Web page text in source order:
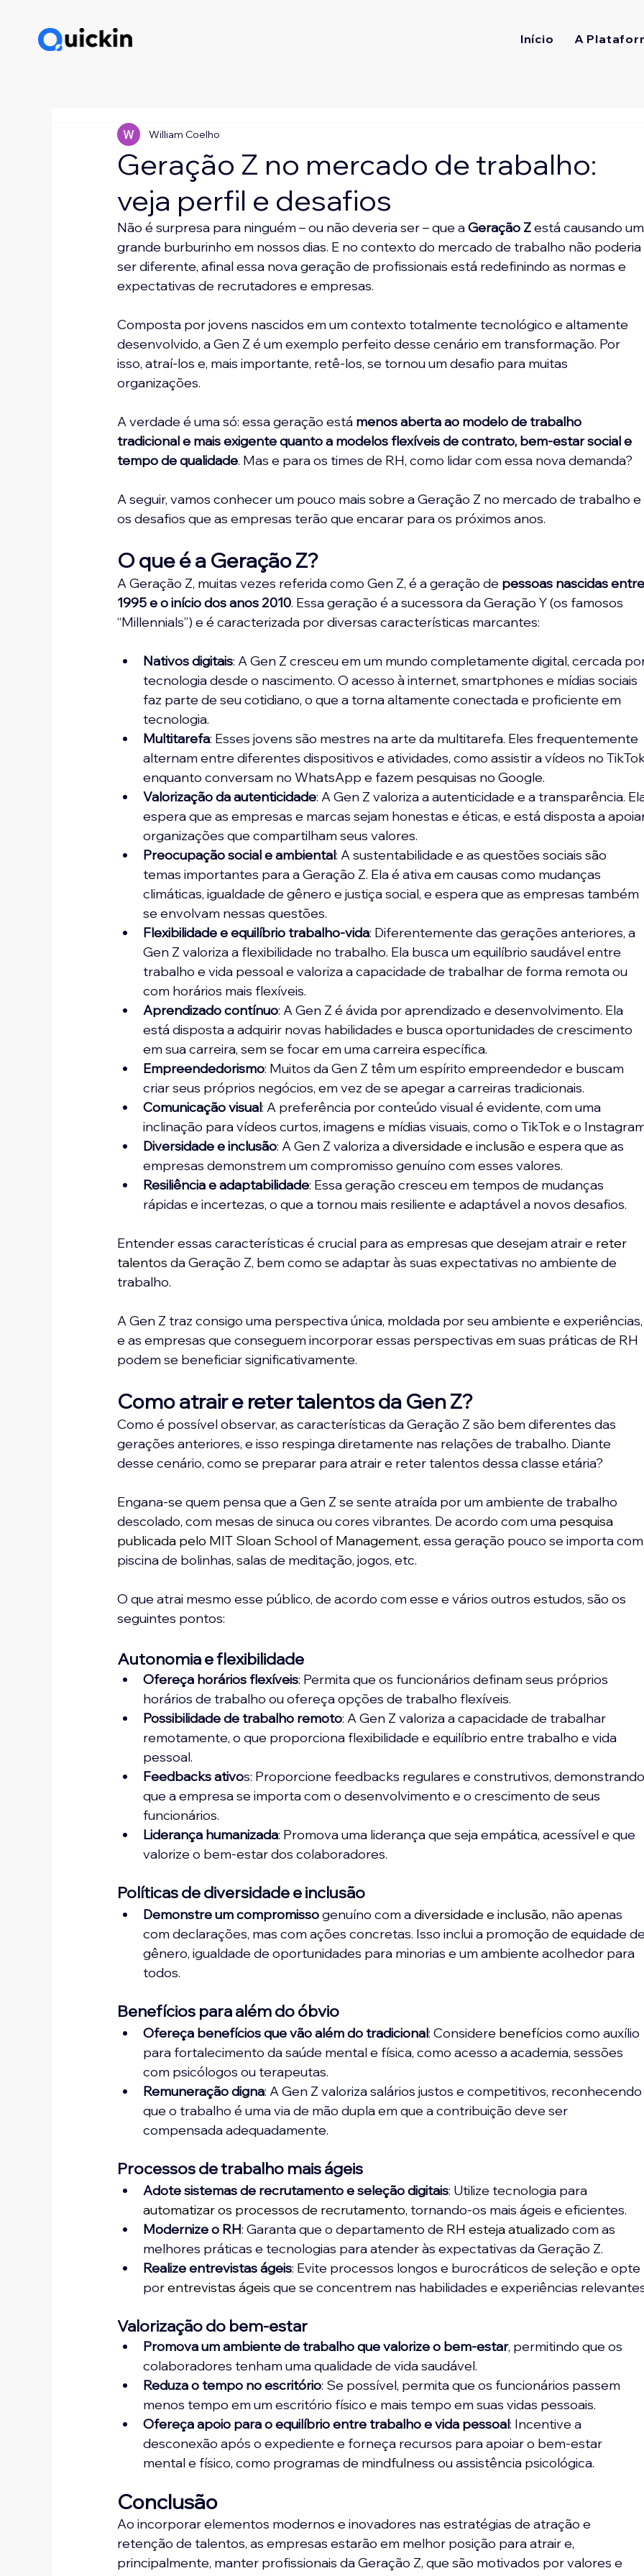
Início A
Geração Z no mercado de trabalho:
veja perfil e desafios
William Coelho
Não é surpresa para ninguém – ou não deveria ser – que a Geração Z está causando
grande burburinho em nossos dias. E no contexto do mercado de trabalho não poderia
ser diferente, afinal essa nova geração de profissionais está redefinindo as normas e
expectativas de recrutadores e empresas.
Composta por jovens nascidos em um contexto totalmente tecnológico e altamente
desenvolvido, a Gen Z é um exemplo perfeito desse cenário em transformação. Por
isso, atraí-los e, mais importante, retê-los, se tornou um desafio para muitas
organizações.
A verdade é uma só: essa geração está menos aberta ao modelo de trabalho
tradicional e mais exigente quanto a modelos flexíveis de contrato, bem-estar social e
tempo de qualidade. Mas e para os times de RH, como lidar com essa nova demanda?
A seguir, vamos conhecer um pouco mais sobre a Geração Z no mercado de trabalho e
os desafios que as empresas terão que encarar para os próximos anos.
O que é a Geração Z?
A Geração Z, muitas vezes referida como Gen Z, é a geração de pessoas nascidas
1995 e o início dos anos 2010. Essa geração é a sucessora da Geração Y (os famosos
“Millennials”) e é caracterizada por diversas características marcantes:
Nativos digitais: A Gen Z cresceu em um mundo completamente digital, cercada
tecnologia desde o nascimento. O acesso à internet, smartphones e mídias sociais
faz parte de seu cotidiano, o que a torna altamente conectada e proficiente em
tecnologia.
Multitarefa: Esses jovens são mestres na arte da multitarefa. Eles frequentemente
alternam entre diferentes dispositivos e atividades, como assistir a vídeos no
enquanto conversam no WhatsApp e fazem pesquisas no Google.
Valorização da autenticidade: A Gen Z valoriza a autenticidade e a transparência.
espera que as empresas e marcas sejam honestas e éticas, e está disposta a
organizações que compartilham seus valores.
Preocupação social e ambiental: A sustentabilidade e as questões sociais são
temas importantes para a Geração Z. Ela é ativa em causas como mudanças
climáticas, igualdade de gênero e justiça social, e espera que as empresas também
se envolvam nessas questões.
Flexibilidade e equilíbrio trabalho-vida: Diferentemente das gerações anteriores, a
Gen Z valoriza a flexibilidade no trabalho. Ela busca um equilíbrio saudável entre
trabalho e vida pessoal e valoriza a capacidade de trabalhar de forma remota ou
com horários mais flexíveis.
Aprendizado contínuo: A Gen Z é ávida por aprendizado e desenvolvimento. Ela
está disposta a adquirir novas habilidades e busca oportunidades de crescimento
em sua carreira, sem se focar em uma carreira específica.
Empreendedorismo: Muitos da Gen Z têm um espírito empreendedor e buscam
criar seus próprios negócios, em vez de se apegar a carreiras tradicionais.
Comunicação visual: A preferência por conteúdo visual é evidente, com uma
inclinação para vídeos curtos, imagens e mídias visuais, como o TikTok e o
Diversidade e inclusão: A Gen Z valoriza a diversidade e inclusão e espera que as
empresas demonstrem um compromisso genuíno com esses valores.
Resiliência e adaptabilidade: Essa geração cresceu em tempos de mudanças
rápidas e incertezas, o que a tornou mais resiliente e adaptável a novos desafios.
Entender essas características é crucial para as empresas que desejam atrair e reter
talentos da Geração Z, bem como se adaptar às suas expectativas no ambiente de
trabalho.
A Gen Z traz consigo uma perspectiva única, moldada por seu ambiente e
e as empresas que conseguem incorporar essas perspectivas em suas práticas de RH
podem se beneficiar significativamente.
Como atrair e reter talentos da Gen Z?
Como é possível observar, as características da Geração Z são bem diferentes das
gerações anteriores, e isso respinga diretamente nas relações de trabalho. Diante
desse cenário, como se preparar para atrair e reter talentos dessa classe etária?
Engana-se quem pensa que a Gen Z se sente atraída por um ambiente de trabalho
descolado, com mesas de sinuca ou cores vibrantes. De acordo com uma pesquisa
publicada pelo MIT Sloan School of Management, essa geração pouco se importa
piscina de bolinhas, salas de meditação, jogos, etc.
O que atrai mesmo esse público, de acordo com esse e vários outros estudos, são os
seguintes pontos:
Autonomia e flexibilidade
Ofereça horários flexíveis: Permita que os funcionários definam seus próprios
horários de trabalho ou ofereça opções de trabalho flexíveis.
Possibilidade de trabalho remoto: A Gen Z valoriza a capacidade de trabalhar
remotamente, o que proporciona flexibilidade e equilíbrio entre trabalho e vida
pessoal.
Feedbacks ativos: Proporcione feedbacks regulares e construtivos,
que a empresa se importa com o desenvolvimento e o crescimento de seus
funcionários.
Liderança humanizada: Promova uma liderança que seja empática, acessível e que
valorize o bem-estar dos colaboradores.
Políticas de diversidade e inclusão
Demonstre um compromisso genuíno com a diversidade e inclusão, não apenas
com declarações, mas com ações concretas. Isso inclui a promoção de equidade
gênero, igualdade de oportunidades para minorias e um ambiente acolhedor para
todos.
Benefícios para além do óbvio
Ofereça benefícios que vão além do tradicional: Considere benefícios como auxílio
para fortalecimento da saúde mental e física, como acesso a academia, sessões
com psicólogos ou terapeutas.
Remuneração digna: A Gen Z valoriza salários justos e competitivos,
que o trabalho é uma via de mão dupla em que a contribuição deve ser
compensada adequadamente.
Processos de trabalho mais ágeis
Adote sistemas de recrutamento e seleção digitais: Utilize tecnologia para
automatizar os processos de recrutamento, tornando-os mais ágeis e eficientes.
Modernize o RH: Garanta que o departamento de RH esteja atualizado com as
melhores práticas e tecnologias para atender às expectativas da Geração Z.
Realize entrevistas ágeis: Evite processos longos e burocráticos de seleção e opte
por entrevistas ágeis que se concentrem nas habilidades e experiências
Valorização do bem-estar
Promova um ambiente de trabalho que valorize o bem-estar, permitindo que os
colaboradores tenham uma qualidade de vida saudável.
Reduza o tempo no escritório: Se possível, permita que os funcionários passem
menos tempo em um escritório físico e mais tempo em suas vidas pessoais.
Ofereça apoio para o equilíbrio entre trabalho e vida pessoal: Incentive a
desconexão após o expediente e forneça recursos para apoiar o bem-estar
mental e físico, como programas de mindfulness ou assistência psicológica.
Conclusão
Ao incorporar elementos modernos e inovadores nas estratégias de atração e
retenção de talentos, as empresas estarão em melhor posição para atrair e,
principalmente, manter profissionais da Geração Z, que são motivados por valores e